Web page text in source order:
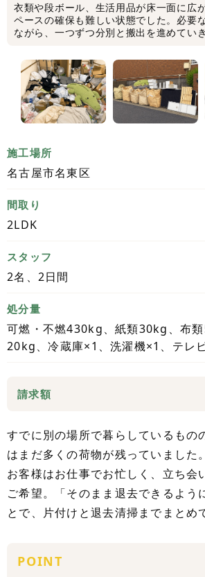
衣類や段ボール、生活用品が床一面に広
ペースの確保も難しい状態でした。必要
ながら、一つずつ分別と搬出を進めていき
施工場所
名古屋市名東区
間取り
2LDK
スタッフ
2名、2日間
処分量
可燃・不燃430kg、紙類30kg、布
20kg、冷蔵庫×1、洗濯機×1、テレ
請求額
すでに別の場所で暮らしているもの
はまだ多くの荷物が残っていました。
お客様はお仕事でお忙しく、立ち会
ご希望。「そのまま退去できるよう
とで、片付けと退去清掃までまとめ
POINT